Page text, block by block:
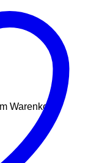
Warenkorb.